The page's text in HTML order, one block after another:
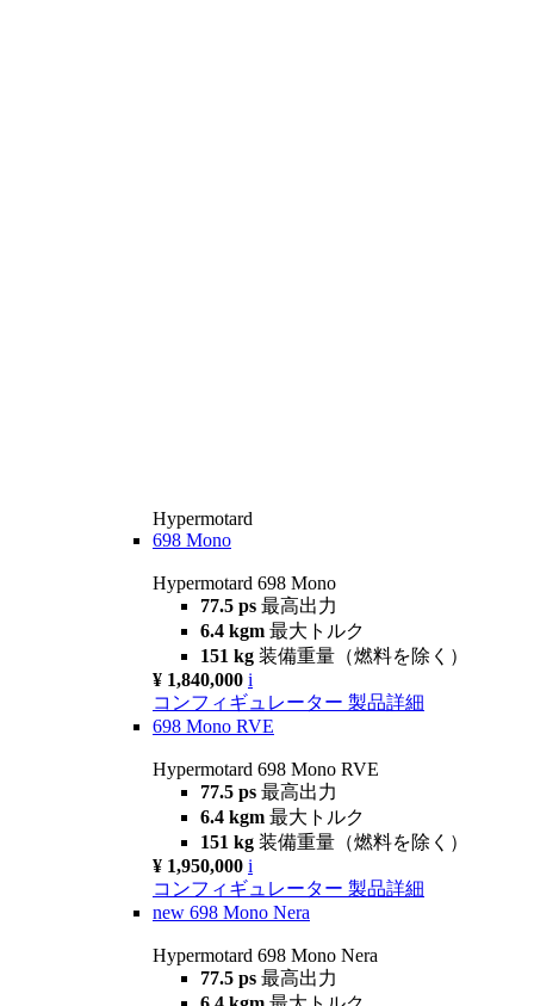
Hypermotard
698 Mono
Hypermotard 698 Mono
77.5 ps 最高出力
6.4 kgm 最大トルク
151 kg 装備重量（燃料を除く）
¥ 1,840,000 i
コンフィギュレーター 製品詳細
698 Mono RVE
Hypermotard 698 Mono RVE
77.5 ps 最高出力
6.4 kgm 最大トルク
151 kg 装備重量（燃料を除く）
¥ 1,950,000 i
コンフィギュレーター 製品詳細
new 698 Mono Nera
Hypermotard 698 Mono Nera
77.5 ps 最高出力